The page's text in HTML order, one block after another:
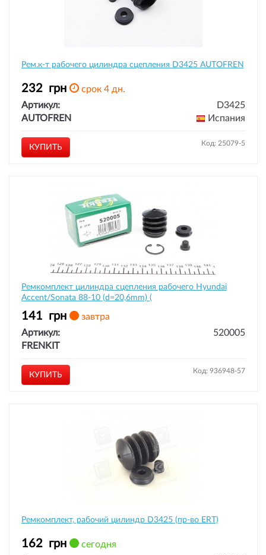
Рем.к-т рабочего цилиндра сцепления D3425 AUTOFREN
232 грн
срок 4 дн.
Артикул:
D3425
AUTOFREN
Испания
КУПИТЬ Код: 25079-5
Ремкомплект цилиндра сцепления рабочего Hyundai
Accent/Sonata 88-10 (d=20,6mm) (
141 грн
завтра
Артикул:
520005
FRENKIT
КУПИТЬ Код: 936948-57
Ремкомплект, рабочий цилиндр D3425 (пр-во ERT)
162 грн
сегодня